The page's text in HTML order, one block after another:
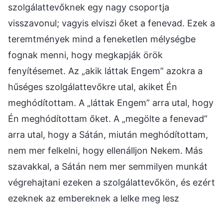
szolgálattevőknek egy nagy csoportja
visszavonul; vagyis elviszi őket a fenevad. Ezek a
teremtmények mind a feneketlen mélységbe
fognak menni, hogy megkapják örök
fenyítésemet. Az „akik láttak Engem” azokra a
hűséges szolgálattevőkre utal, akiket Én
meghódítottam. A „láttak Engem” arra utal, hogy
Én meghódítottam őket. A „megölte a fenevad”
arra utal, hogy a Sátán, miután meghódítottam,
nem mer felkelni, hogy ellenálljon Nekem. Más
szavakkal, a Sátán nem mer semmilyen munkát
végrehajtani ezeken a szolgálattevőkön, és ezért
ezeknek az embereknek a lelke meg lesz